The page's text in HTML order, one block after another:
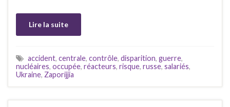
Lire la suite
accident, centrale, contrôle, disparition, guerre,
nucléaires, occupée, réacteurs, risque, russe, salariés,
Ukraine, Zaporijjia